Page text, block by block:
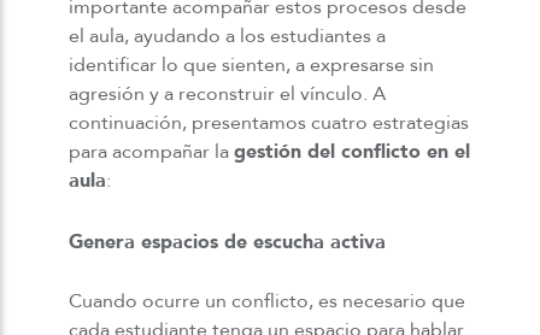
importante acompañar estos procesos desde
el aula, ayudando a los estudiantes a
identificar lo que sienten, a expresarse sin
agresión y a reconstruir el vínculo. A
continuación, presentamos cuatro estrategias
para acompañar lagestión del conflicto en el
aula:
Genera espacios de escucha activa
Cuando ocurre un conflicto, es necesario que